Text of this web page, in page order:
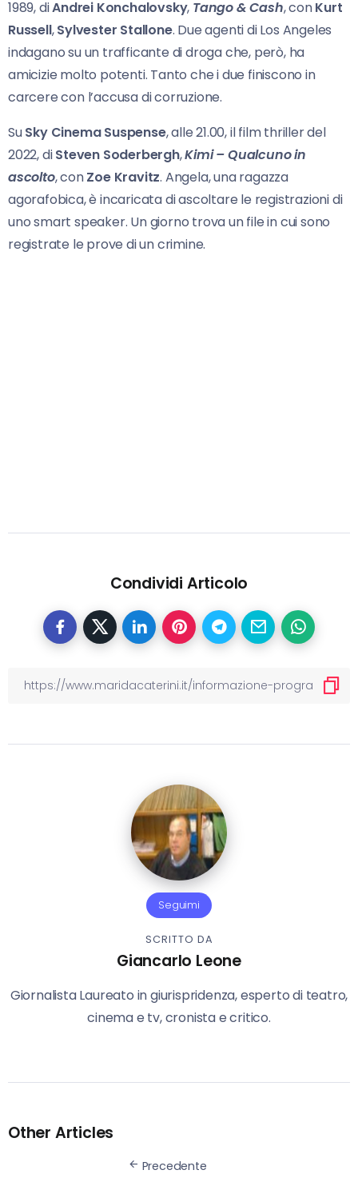
1989, diAndrei Konchalovsky, Tango &Cash, conKurt
Russell,Sylvester Stallone. Due agenti di Los Angeles
indagano su un trafficante di droga che, però, ha
amicizie molto potenti. Tanto che i due finiscono in
carcere con l’accusa di corruzione.
SuSky Cinema Suspense, alle 21.00, il film thriller del
2022, diSteven Soderbergh,Kimi –Qualcuno in
ascolto, conZoe Kravitz. Angela, una ragazza
agorafobica, è incaricata di ascoltare le registrazioni di
uno smart speaker. Un giorno trova un file in cui sono
registrate le prove di un crimine.
Condividi Articolo
Seguimi
SCRITTO DA
Giancarlo Leone
Giornalista Laureato in giurispridenza, esperto di teatro,
cinema e tv, cronista e critico.
Other Articles
Precedente